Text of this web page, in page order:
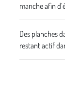
manche afin
Des planches
restant actif